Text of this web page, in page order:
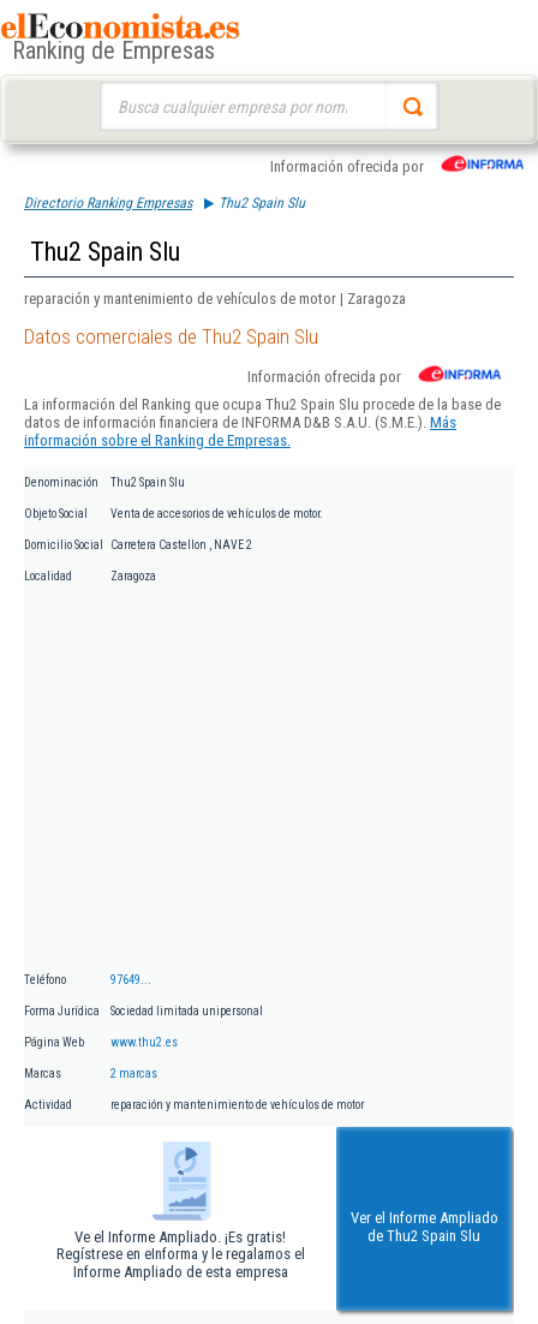
Ranking de Empresas
Información ofrecida por
Directorio Ranking Empresas Thu2 Spain Slu
Thu2 Spain Slu
reparación y mantenimiento de vehículos de motor | Zaragoza
Datos comerciales de Thu2 Spain Slu
Información ofrecida por
La información del Ranking que ocupa Thu2 Spain Slu procede de la base de
datos de información financiera de INFORMA D&B S.A.U. (S.M.E.). Más
información sobre el Ranking de Empresas.
Denominación Thu2 Spain Slu
Objeto Social Venta de accesorios de vehículos de motor.
Domicilio Social Carretera Castellon , NAVE 2
Localidad Zaragoza
Teléfono 97649...
Forma Jurídica Sociedad limitada unipersonal
Página Web www.thu2.es
Marcas 2 marcas
Actividad reparación y mantenimiento de vehículos de motor
Ve el Informe Ampliado. ¡Es gratis!
Regístrese en eInforma y le regalamos el
Informe Ampliado de esta empresa
Ver el Informe Ampliado
de Thu2 Spain Slu